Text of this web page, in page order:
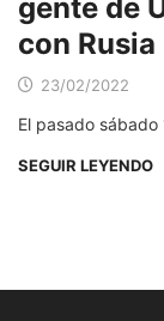
gente de
con Rusia
23/02/2022
El pasado
SEGUIR LEYENDO